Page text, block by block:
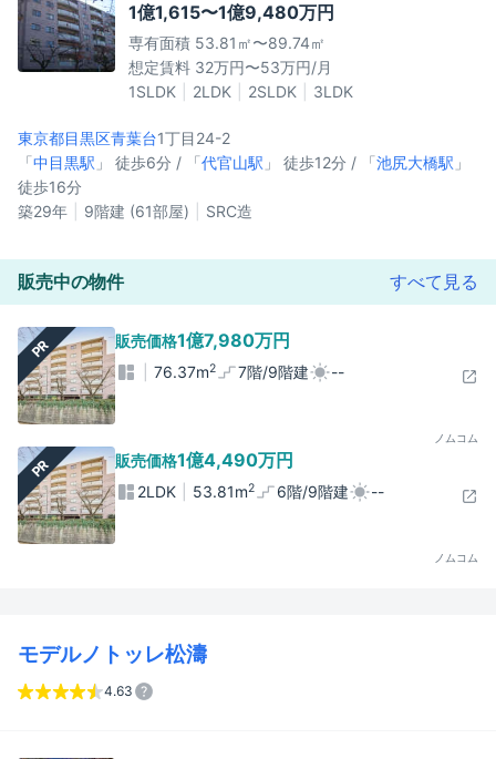
1億1,615〜1億9,480万円
専有面積 53.81㎡〜89.74㎡
想定賃料 32万円〜53万円/月
1SLDK
2LDK 2SLDK 3LDK
東京都目黒区青葉台1丁目24-2
「中目黒駅 」 徒歩6分 / 「代官山駅 」 徒歩12分 / 「池尻大橋駅 」
徒歩16分
築29年
9階建 (61部屋) SRC造
販売中の物件 すべて見る
PR 販売価格1億7,980万円
76.37m2 7階/9階建 --
ノムコム
PR 販売価格1億4,490万円
2LDK 53.81m2 6階/9階建 --
ノムコム
モデルノトッレ松濤
4.63